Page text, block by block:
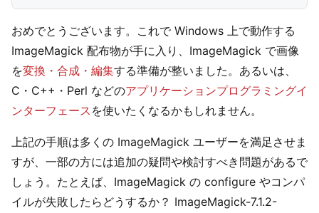
おめでとうございます。これで Windows 上で動作する
ImageMagick 配布物が手に入り、ImageMagick で画像
を変換・合成・編集する準備が整いました。あるいは、
C・C++・Perl などのアプリケーションプログラミングイ
ンターフェース を使いたくなるかもしれません。
上記の手順は多くの ImageMagick ユーザーを満足させま
すが、一部の方には追加の疑問や検討すべき問題があるで
しょう。たとえば、ImageMagick の configure やコンパ
イルが失敗したらどうするか？ ImageMagick-7.1.2-